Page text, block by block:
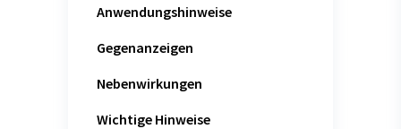
Anwendungshinweise
Gegenanzeigen
Nebenwirkungen
Wichtige Hinweise